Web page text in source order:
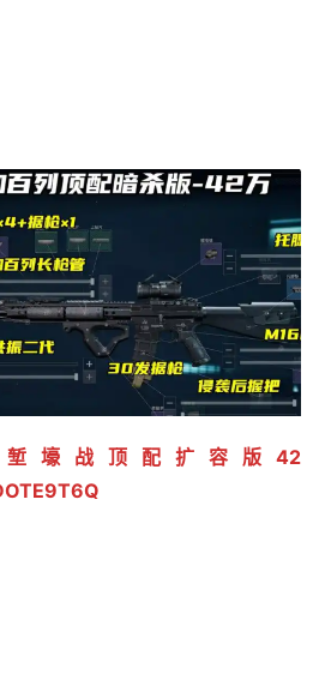
堑壕战顶配扩容版42